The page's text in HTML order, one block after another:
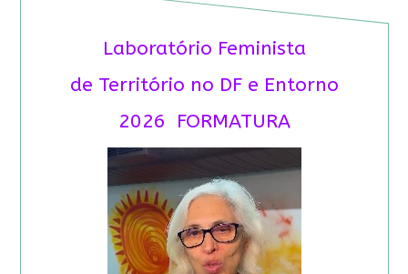
Laboratório Feminista
de Território no DF e Entorno
2026 FORMATURA